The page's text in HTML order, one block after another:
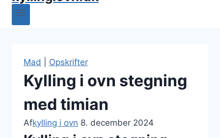
Mad Opskrifter
Kylling i ovn stegning
med timian
Afkylling i ovn 8. december 2024